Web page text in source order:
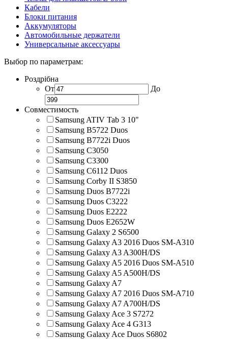
Кабели
Блоки питания
Аккумуляторы
Автомобильные держатели
Универсальные аксессуары
Выбор по параметрам:
Роздрібна
От
До
Совместимость
Samsung ATIV Tab 3 10"
Samsung B5722 Duos
Samsung B7722i Duos
Samsung C3050
Samsung C3300
Samsung C6112 Duos
Samsung Corby II S3850
Samsung Duos B7722i
Samsung Duos C3222
Samsung Duos E2222
Samsung Duos E2652W
Samsung Galaxy 2 S6500
Samsung Galaxy A3 2016 Duos SM-A310
Samsung Galaxy A3 A300H/DS
Samsung Galaxy A5 2016 Duos SM-A510
Samsung Galaxy A5 A500H/DS
Samsung Galaxy A7
Samsung Galaxy A7 2016 Duos SM-A710
Samsung Galaxy A7 A700H/DS
Samsung Galaxy Ace 3 S7272
Samsung Galaxy Ace 4 G313
Samsung Galaxy Ace Duos S6802